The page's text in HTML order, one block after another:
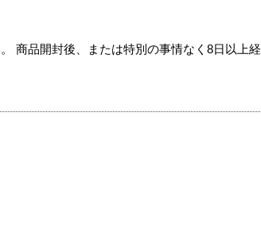
商品開封後、または特別の事情なく8日以上経